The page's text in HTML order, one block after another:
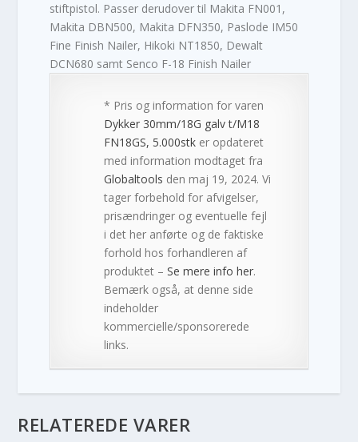
stiftpistol. Passer derudover til Makita FN001,
Makita DBN500, Makita DFN350, Paslode IM50
Fine Finish Nailer, Hikoki NT1850, Dewalt
DCN680 samt Senco F-18 Finish Nailer
* Pris og information for varen
Dykker 30mm/18G galv t/M18
FN18GS, 5.000stk er opdateret
med information modtaget fra
Globaltools den maj 19, 2024. Vi
tager forbehold for afvigelser,
prisændringer og eventuelle fejl
i det her anførte og de faktiske
forhold hos forhandleren af
produktet –Se mere info her.
Bemærk også, at denne side
indeholder
kommercielle/sponsorerede
links.
RELATEREDE VARER